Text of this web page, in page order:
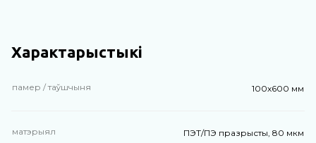
Характарыстыкі
памер / таўшчыня 100х600 мм
матэрыял ПЭТ/ПЭ празрысты, 80 мкм